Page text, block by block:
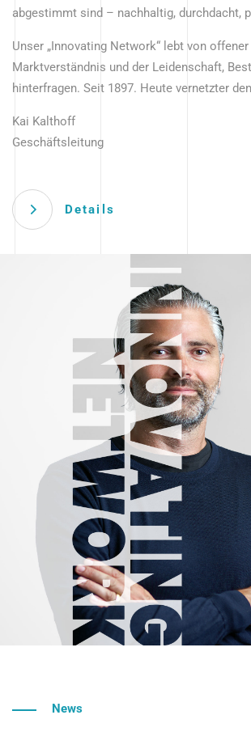
abgestimmt sind – nachhaltig, durchdacht,
Unser „Innovating Network“ lebt von
Marktverständnis und der Leidenschaft,
hinterfragen. Seit 1897. Heute vernetzter
Kai Kalthoff
Geschäftsleitung
Details
News